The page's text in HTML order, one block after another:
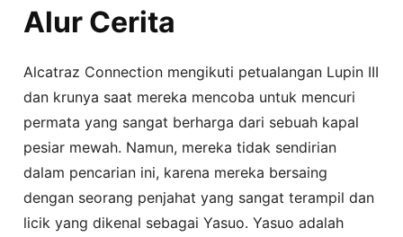
Alur Cerita
Alcatraz Connection mengikuti petualangan Lupin III
dan krunya saat mereka mencoba untuk mencuri
permata yang sangat berharga dari sebuah kapal
pesiar mewah. Namun, mereka tidak sendirian
dalam pencarian ini, karena mereka bersaing
dengan seorang penjahat yang sangat terampil dan
licik yang dikenal sebagai Yasuo. Yasuo adalah